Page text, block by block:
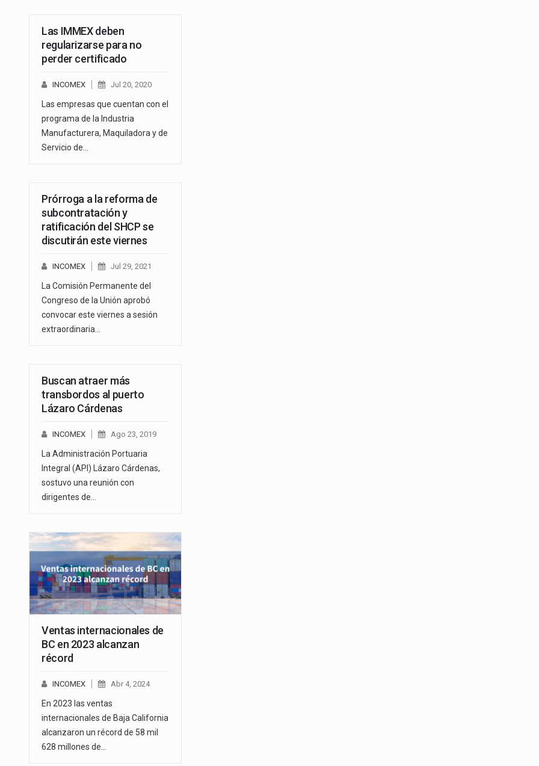
Las IMMEX deben
regularizarse para no
perder certificado
INCOMEX Jul 20, 2020
Las empresas que cuentan con el
programa de la Industria
Manufacturera, Maquiladora y de
Servicio de…
Prórroga a la reforma de
subcontratación y
ratificación del SHCP se
discutirán este viernes
INCOMEX Jul 29, 2021
La Comisión Permanente del
Congreso de la Unión aprobó
convocar este viernes a sesión
extraordinaria…
Buscan atraer más
transbordos al puerto
Lázaro Cárdenas
INCOMEX Ago 23, 2019
La Administración Portuaria
Integral (API) Lázaro Cárdenas,
sostuvo una reunión con
dirigentes de…
Ventas internacionales de
BC en 2023 alcanzan
récord
INCOMEX Abr 4, 2024
En 2023 las ventas
internacionales de Baja California
alcanzaron un récord de 58 mil
628 millones de…